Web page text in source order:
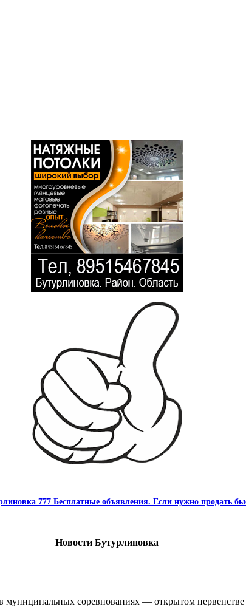
777 Бесплатные объявления. Если нужно продать
Новости Бутурлиновка
соревнованиях — открытом первенстве